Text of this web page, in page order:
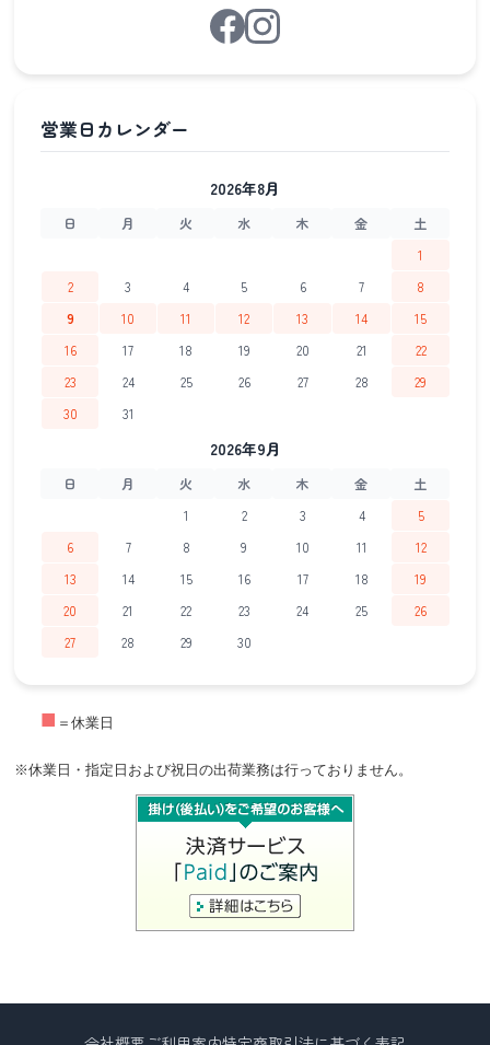
2026年8月
日 月 火 水 木 金
土
1
2
3 4 5 6 7
8
9
10 11 12 13 14
15
16
17 18 19 20 21
22
23
24 25 26 27 28
29
30
31
2026年9月
日 月 火 水 木 金
土
1
2 3 4
5
6
7 8 9 10 11
12
13
14 15 16 17 18
19
20
21 22 23 24 25
26
27
28 29 30
■ ＝休業日
※休業日・指定日および祝日の出荷業務は行っておりません。